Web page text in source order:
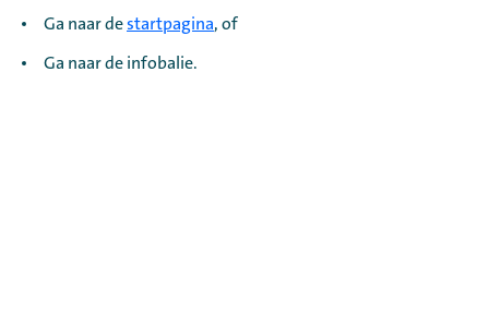
Ga naar destartpagina, of
Ga naar de infobalie.